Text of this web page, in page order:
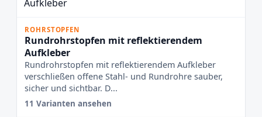
ROHRSTOPFEN
Rundrohrstopfen mit reflektierendem
Aufkleber
Rundrohrstopfen mit reflektierendem Aufkleber
verschließen offene Stahl- und Rundrohre sauber,
sicher und sichtbar. D...
11 Varianten ansehen